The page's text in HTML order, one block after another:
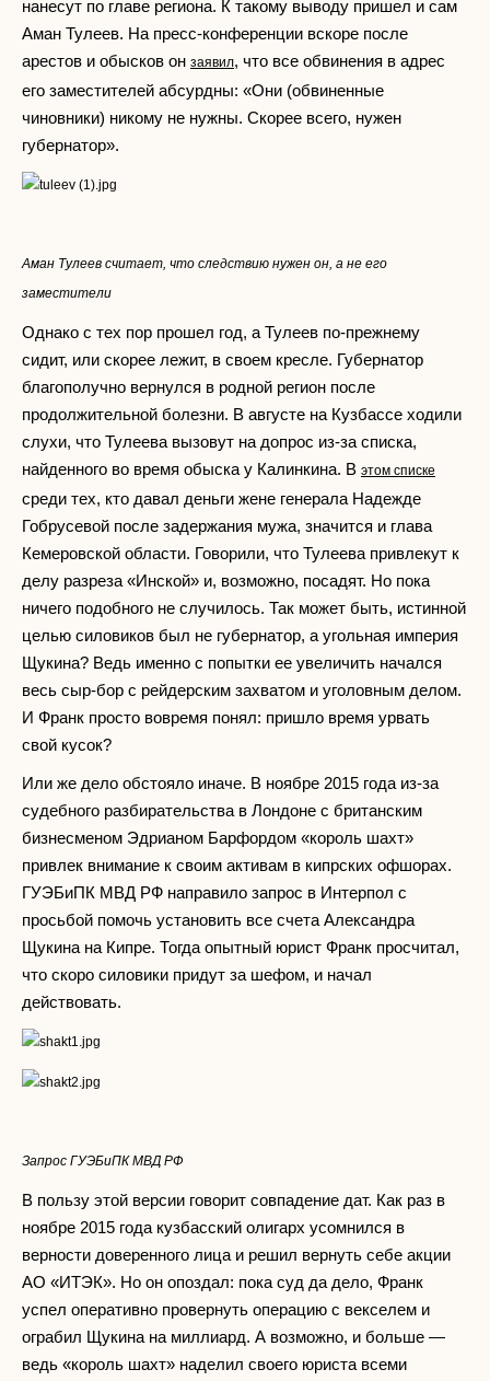
нанесут по главе региона. К такому выводу пришел и сам
Аман Тулеев. На пресс-конференции вскоре после
арестов и обысков он заявил, что все обвинения в адрес
его заместителей абсурдны: «Они (обвиненные
чиновники) никому не нужны. Скорее всего, нужен
губернатор».
Аман Тулеев считает, что следствию нужен он, а не его
заместители
Однако с тех пор прошел год, а Тулеев по-прежнему
сидит, или скорее лежит, в своем кресле. Губернатор
благополучно вернулся в родной регион после
продолжительной болезни. В августе на Кузбассе ходили
слухи, что Тулеева вызовут на допрос из-за списка,
найденного во время обыска у Калинкина. В этом списке
среди тех, кто давал деньги жене генерала Надежде
Гобрусевой после задержания мужа, значится и глава
Кемеровской области. Говорили, что Тулеева привлекут к
делу разреза «Инской» и, возможно, посадят. Но пока
ничего подобного не случилось. Так может быть, истинной
целью силовиков был не губернатор, а угольная империя
Щукина? Ведь именно с попытки ее увеличить начался
весь сыр-бор с рейдерским захватом и уголовным делом.
И Франк просто вовремя понял: пришло время урвать
свой кусок?
Или же дело обстояло иначе. В ноябре 2015 года из-за
судебного разбирательства в Лондоне с британским
бизнесменом Эдрианом Барфордом «король шахт»
привлек внимание к своим активам в кипрских офшорах.
ГУЭБиПК МВД РФ направило запрос в Интерпол с
просьбой помочь установить все счета Александра
Щукина на Кипре. Тогда опытный юрист Франк просчитал,
что скоро силовики придут за шефом, и начал
действовать.
Запрос ГУЭБиПК МВД РФ
В пользу этой версии говорит совпадение дат. Как раз в
ноябре 2015 года кузбасский олигарх усомнился в
верности доверенного лица и решил вернуть себе акции
АО «ИТЭК». Но он опоздал: пока суд да дело, Франк
успел оперативно провернуть операцию с векселем и
ограбил Щукина на миллиард. А возможно, и больше —
ведь «король шахт» наделил своего юриста всеми